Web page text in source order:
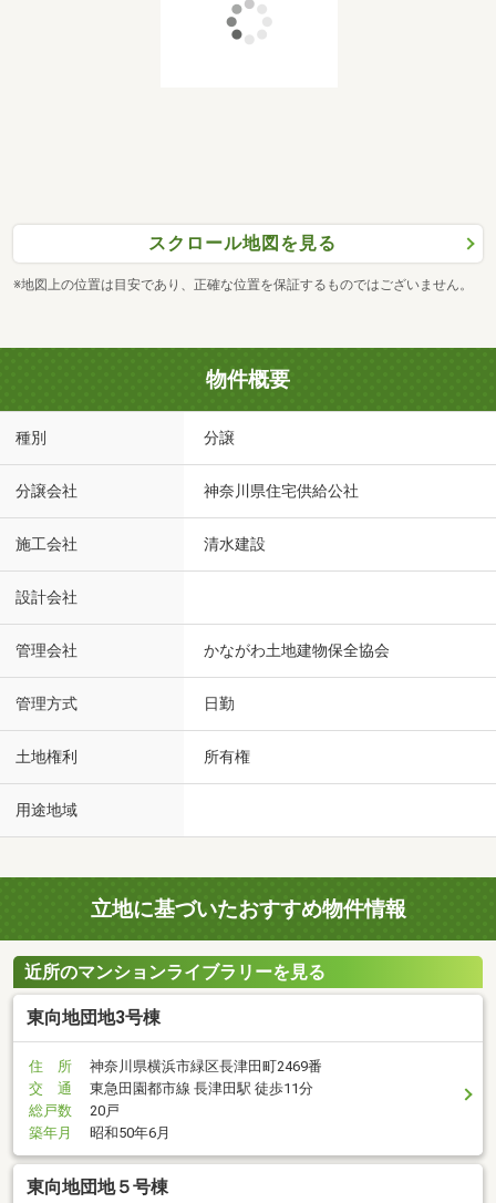
スクロール地図を見る
※地図上の位置は目安であり、正確な位置を保証するものではございません。
物件概要
種別 分譲
分譲会社 神奈川県住宅供給公社
施工会社 清水建設
設計会社
管理会社 かながわ土地建物保全協会
管理方式 日勤
土地権利 所有権
用途地域
立地に基づいたおすすめ物件情報
近所のマンションライブラリーを見る
東向地団地3号棟
住 所
神奈川県横浜市緑区長津田町2469番
交 通
東急田園都市線 長津田駅 徒歩11分
総戸数
20戸
築年月
昭和50年6月
東向地団地５号棟